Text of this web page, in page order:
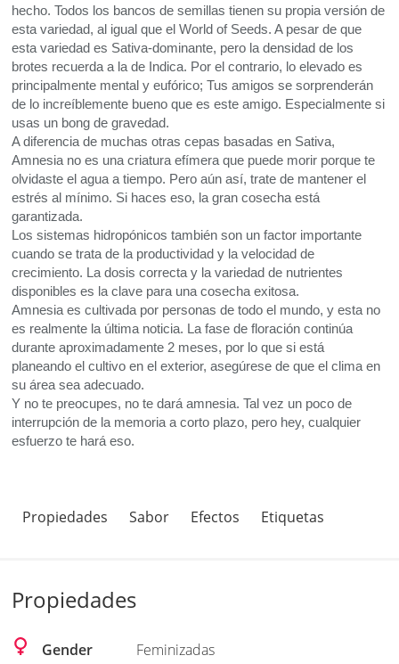
hecho. Todos los bancos de semillas tienen su propia versión de
esta variedad, al igual que el World of Seeds. A pesar de que
esta variedad es Sativa-dominante, pero la densidad de los
brotes recuerda a la de Indica. Por el contrario, lo elevado es
principalmente mental y eufórico; Tus amigos se sorprenderán
de lo increíblemente bueno que es este amigo. Especialmente si
usas un bong de gravedad.
A diferencia de muchas otras cepas basadas en Sativa,
Amnesia no es una criatura efímera que puede morir porque te
olvidaste el agua a tiempo. Pero aún así, trate de mantener el
estrés al mínimo. Si haces eso, la gran cosecha está
garantizada.
Los sistemas hidropónicos también son un factor importante
cuando se trata de la productividad y la velocidad de
crecimiento. La dosis correcta y la variedad de nutrientes
disponibles es la clave para una cosecha exitosa.
Amnesia es cultivada por personas de todo el mundo, y esta no
es realmente la última noticia. La fase de floración continúa
durante aproximadamente 2 meses, por lo que si está
planeando el cultivo en el exterior, asegúrese de que el clima en
su área sea adecuado.
Y no te preocupes, no te dará amnesia. Tal vez un poco de
interrupción de la memoria a corto plazo, pero hey, cualquier
esfuerzo te hará eso.
Propiedades Sabor Efectos Etiquetas
Propiedades
Gender
Feminizadas